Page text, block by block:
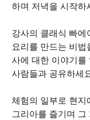
하며 저녁을 시작하
강사의 클래식 빠에
요리를 만드는 비법
사에 대한 이야기를
사람들과 공유하세
체험의 일부로 현지
그리아를 즐기며